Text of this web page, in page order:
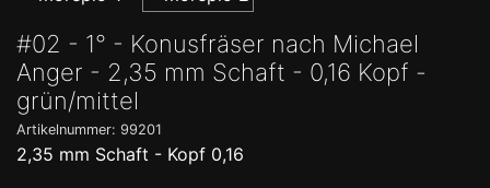
#02 - 1° - Konusfräser nach Michael
Anger - 2,35 mm Schaft - 0,16 Kopf -
grün/mittel
Artikelnummer: 99201
2,35 mm Schaft - Kopf 0,16